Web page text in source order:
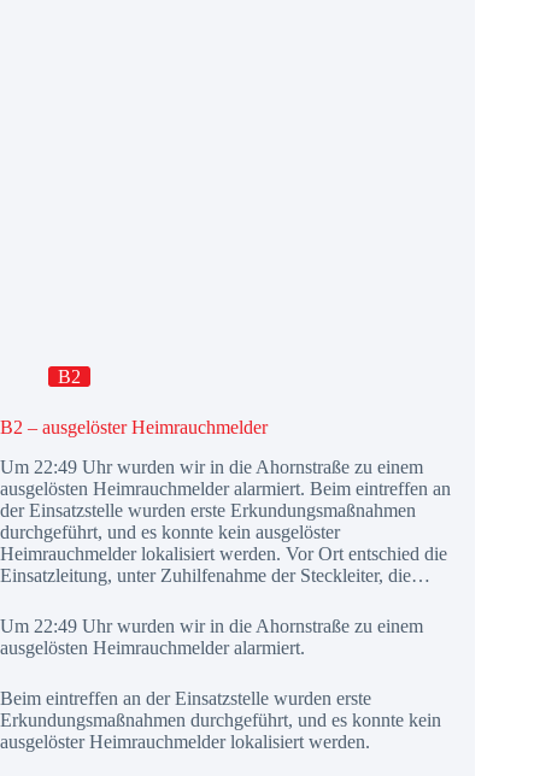
B2
B2 – ausgelöster Heimrauchmelder
Um 22:49 Uhr wurden wir in die Ahornstraße zu einem
ausgelösten Heimrauchmelder alarmiert. Beim eintreffen an
der Einsatzstelle wurden erste Erkundungsmaßnahmen
durchgeführt, und es konnte kein ausgelöster
Heimrauchmelder lokalisiert werden. Vor Ort entschied die
Einsatzleitung, unter Zuhilfenahme der Steckleiter, die…
Um 22:49 Uhr wurden wir in die Ahornstraße zu einem
ausgelösten Heimrauchmelder alarmiert.
Beim eintreffen an der Einsatzstelle wurden erste
Erkundungsmaßnahmen durchgeführt, und es konnte kein
ausgelöster Heimrauchmelder lokalisiert werden.